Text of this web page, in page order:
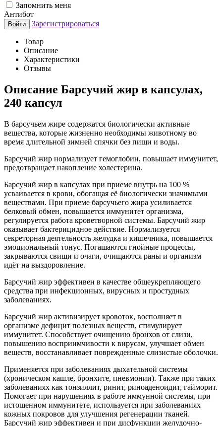
Запомнить меня
Антибот
Войти Зарегистрироваться
Товар
Описание
Характеристики
Отзывы
Описание Барсучий жир в капсулах,
240 капсул
В барсучьем жире содержатся биологически активные
вещества, которые жизненно необходимы животному во
время длительной зимней спячки без пищи и воды.
Барсучий жир нормализует гемоглобин, повышает иммунитет,
предотвращает накопление холестерина.
Барсучий жир в капсулах при приеме внутрь на 100 %
усваивается в крови, обогащая её биологически значимыми
веществами. При приеме барсучьего жира усиливается
белковый обмен, повышается иммунитет организма,
регулируется работа кроветворной системы. Барсучий жир
оказывает бактерицидное действие. Нормализуется
секреторная деятельность желудка и кишечника, повышается
эмоциональный тонус. Погашаются гнойные процессы,
закрываются свищи и очаги, очищаются раны и организм
идёт на выздоровление.
Барсучий жир эффективен в качестве общеукрепляющего
средства при инфекционных, вирусных и простудных
заболеваниях.
Барсучий жир активизирует кровоток, восполняет в
организме дефицит полезных веществ, стимулирует
иммунитет. Способствует очищению бронхов от слизи,
повышению восприимчивости к вирусам, улучшает обмен
веществ, восстанавливает поврежденные слизистые оболочки.
Применяется при заболеваниях дыхательной системы
(хроническом кашле, бронхите, пневмонии). Также при таких
заболеваниях как тонзиллит, ринит, риноаденоидит, гайморит.
Помогает при нарушениях в работе иммунной системы, при
истощенном иммунитете, используется при заболеваниях
кожных покровов для улучшения регенерации тканей.
Барсучий жир эффективен и при дисфункции желудочно-